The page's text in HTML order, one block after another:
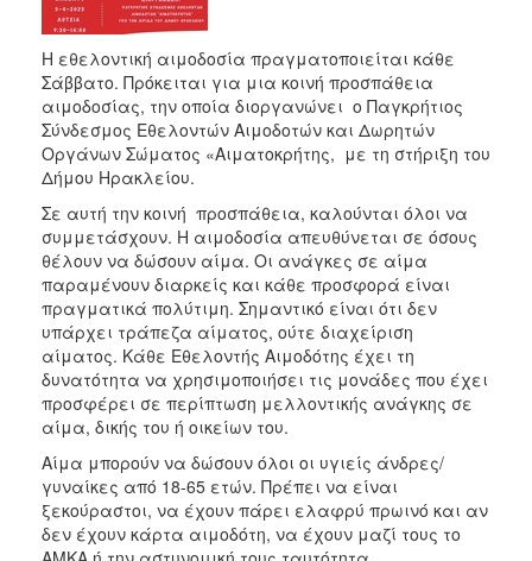
2012
2011
2010
2006
ΤΟΠΟΣ
ΠΟΛΙΤΙΣΜΟΣ
ΑΝΘΕΚΤΙΚΗ
ΠΟΛΗ
Η εθελοντική αιμοδοσία πραγματοποιείται κάθε
Σάββατο. Πρόκειται για μια κοινή προσπάθεια
αιμοδοσίας, την οποία διοργανώνει ο Παγκρήτιος
Σύνδεσμος Εθελοντών Αιμοδοτών και Δωρητών
Οργάνων Σώματος «Αιματοκρήτης, με τη στήριξη του
Δήμου Ηρακλείου.
Σε αυτή την κοινή προσπάθεια, καλούνται όλοι να
συμμετάσχουν. Η αιμοδοσία απευθύνεται σε όσους
θέλουν να δώσουν αίμα. Οι ανάγκες σε αίμα
παραμένουν διαρκείς και κάθε προσφορά είναι
πραγματικά πολύτιμη. Σημαντικό είναι ότι δεν
υπάρχει τράπεζα αίματος, ούτε διαχείριση
αίματος. Κάθε Εθελοντής Αιμοδότης έχει τη
δυνατότητα να χρησιμοποιήσει τις μονάδες που έχει
προσφέρει σε περίπτωση μελλοντικής ανάγκης σε
αίμα, δικής του ή οικείων του.
Αίμα μπορούν να δώσουν όλοι οι υγιείς άνδρες/
γυναίκες από 18-65 ετών. Πρέπει να είναι
ξεκούραστοι, να έχουν πάρει ελαφρύ πρωινό και αν
δεν έχουν κάρτα αιμοδότη, να έχουν μαζί τους το